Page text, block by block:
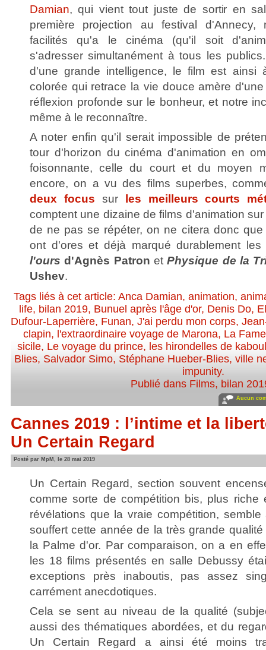
Damian, qui vient tout juste de sortir en
première projection au festival d'Annecy,
facilités qu'a le cinéma (qu'il soit
s'adresser simultanément à tous les
d'une grande intelligence, le film est ainsi
colorée qui retrace la vie douce amère
réflexion profonde sur le bonheur, et notre
même à le reconnaître.
A noter enfin qu'il serait impossible de
tour d'horizon du cinéma d'animation en
foisonnante, celle du court et du moyen
encore, on a vu des films superbes,
deux focus sur les meilleurs courts
comptent une dizaine de films d'animation
de ne pas se répéter, on ne citera donc
ont d'ores et déjà marqué durablement
l'oursd'Agnès Patron etPhysique de la
Ushev.
Tags liés à cet article: Anca Damian, animation,
life, bilan 2019, Bunuel après l'âge d'or, Denis Do,
Dufour-Laperrière, Funan, J'ai perdu mon corps,
clapin, l'extraordinaire voyage de Marona, La
sicile, Le voyage du prince, les hirondelles de kaboul
Blies, Salvador Simo, Stéphane Hueber-Blies, ville
impunity.
Publié dans Films, bilan
Aucun
Cannes 2019 : l’intime et la
Un Certain Regard
Posté par MpM, le 28 mai 2019
Un Certain Regard, section souvent
comme sorte de compétition bis, plus riche
révélations que la vraie compétition, semble
souffert cette année de la très grande
la Palme d'or. Par comparaison, on a en
les 18 films présentés en salle Debussy
exceptions près inaboutis, pas assez
carrément anecdotiques.
Cela se sent au niveau de la qualité
aussi des thématiques abordées, et du
Un Certain Regard a ainsi été moins